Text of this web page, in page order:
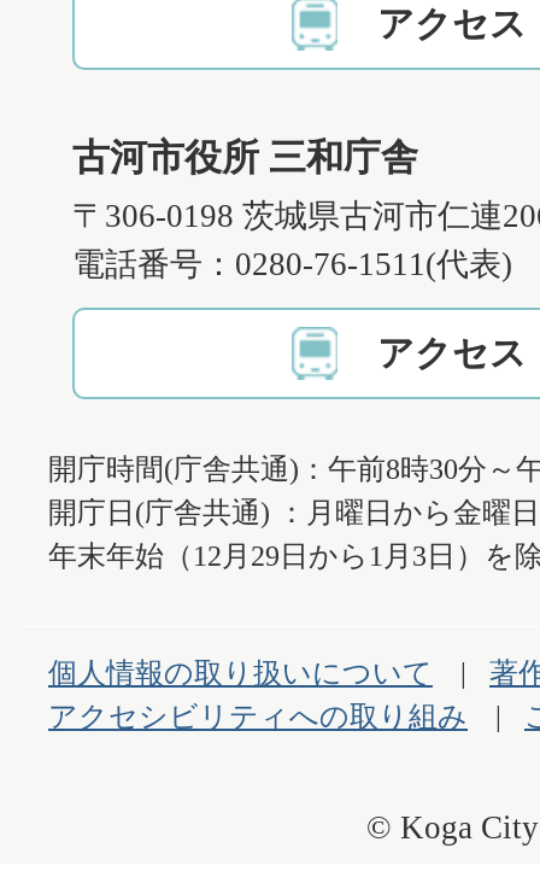
アクセス
古河市役所 三和庁舎
〒306-0198 茨城県古河市仁連
電話番号：0280-76-1511(代表)
アクセス
開庁時間(庁舎共通)：午前8時30分～
開庁日(庁舎共通) ：月曜日から金曜
年末年始（12月29日から1月3日）を
個人情報の取り扱いについて
著
アクセシビリティへの取り組み
© Koga City